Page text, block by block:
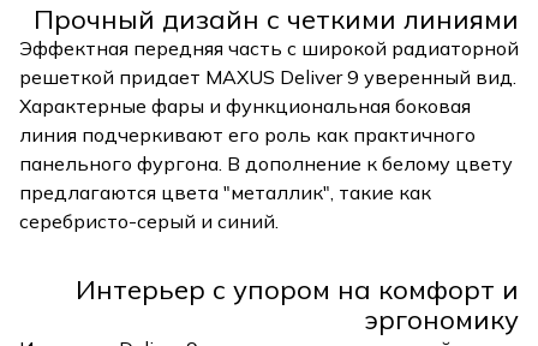
Прочный дизайн с четкими линиями
Эффектная передняя часть с широкой радиаторной
решеткой придает MAXUS Deliver 9 уверенный вид.
Характерные фары и функциональная боковая
линия подчеркивают его роль как практичного
панельного фургона. В дополнение к белому цвету
предлагаются цвета "металлик", такие как
серебристо-серый и синий.
Интерьер с упором на комфорт и
эргономику